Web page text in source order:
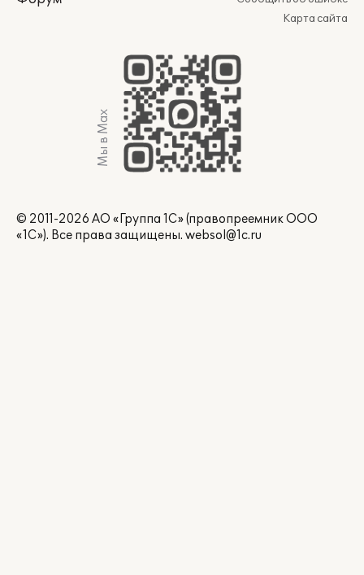
Карта сайта
Мы в Max
© 2011-2026 АО «Группа 1С» (правопреемник ООО
«1С»). Все права защищены. websol@1c.ru